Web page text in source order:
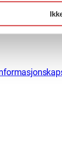
Marianne
til FO sentralt